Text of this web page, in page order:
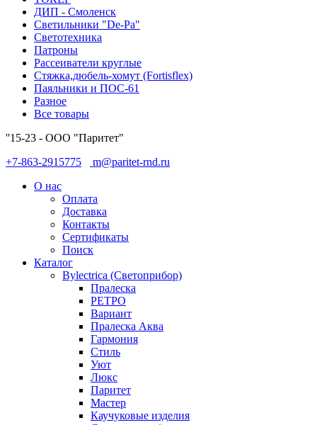
ДИП - Смоленск
Светильники "De-Pa"
Светотехника
Патроны
Рассеиватели круглые
Стяжка,дюбель-хомут (Fortisflex)
Паяльники и ПОС-61
Разное
Все товары
''15-23 - ООО "Паритет"
+7-863-2915775
m@paritet-rnd.ru
О нас
Оплата
Доставка
Контакты
Сертификаты
Поиск
Каталог
Bylectrica (Светоприбор)
Пралеска
РЕТРО
Вариант
Пралеска Аква
Гармония
Стиль
Уют
Люкс
Паритет
Мастер
Каучуковые изделия